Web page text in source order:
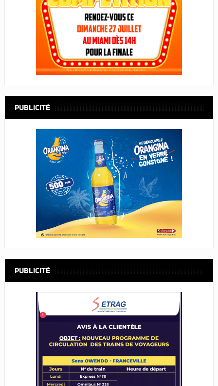
PUBLICITÉ
PUBLICITÉ